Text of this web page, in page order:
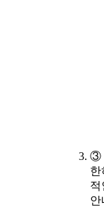
③
한
적
안